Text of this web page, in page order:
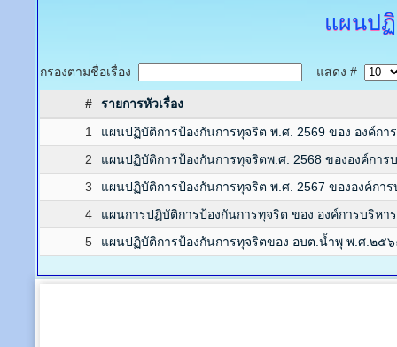
แผนป
กรองตามชื่อเรื่อง แสดง #
#
รายการหัวเรื่อง
1
แผนปฏิบัติการป้องกันการทุจริต พ.ศ. 2569 ของ องค์ก
2
แผนปฏิบัติการป้องกันการทุจริตพ.ศ. 2568 ขององค์กา
3
แผนปฏิบัติการป้องกันการทุจริต พ.ศ. 2567 ขององค์กา
4
แผนการปฏิบัติการป้องกันการทุจริต ของ องค์การบริห
5
แผนปฏิบัติการป้องกันการทุจริตของ อบต.น้ำพุ พ.ศ.๒๕